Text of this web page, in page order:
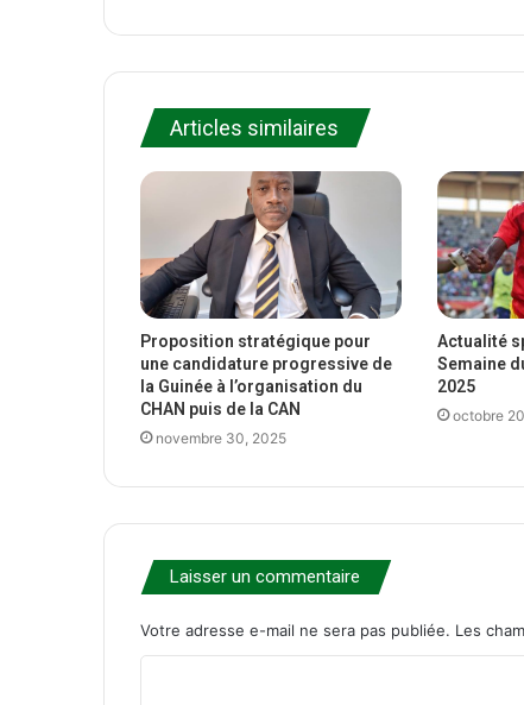
Articles similaires
Proposition stratégique pour
une candidature progressive de
la Guinée à l’organisation du
CHAN puis de la CAN
novembre 30, 2025
Actualité
Semaine
2025
octobre
Laisser un commentaire
Votre adresse e-mail ne sera pas publiée. Les